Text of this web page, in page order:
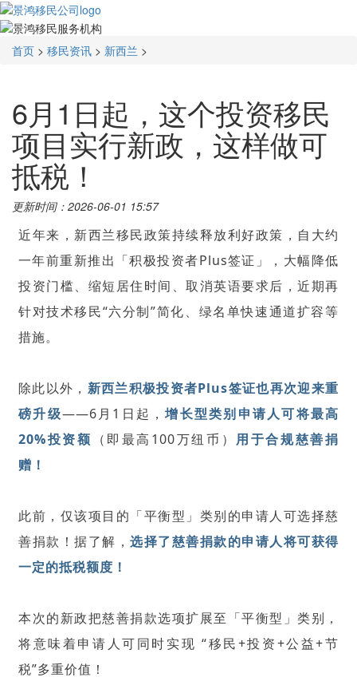
首页 > 移民资讯 > 新西兰 >
6月1日起，这个投资移民
项目实行新政，这样做可
抵税！
更新时间：2026-06-01 15:57
近年来，新西兰移民政策持续释放利好政策，自大约
一年前重新推出「积极投资者Plus签证」，大幅降低
投资门槛、缩短居住时间、取消英语要求后，近期再
针对技术移民“六分制”简化、绿名单快速通道扩容等
措施。
除此以外， 新西兰积极投资者Plus签证也再次迎来重
磅升级——6月1日起，增长型类别申请人可将最高
20%投资额 （即最高100万纽币） 用于合规慈善捐
赠！
此前，仅该项目的「平衡型」类别的申请人可选择慈
善捐款！据了解， 选择了慈善捐款的申请人将可获得
一定的抵税额度！
本次的新政把慈善捐款选项扩展至「平衡型」类别，
将意味着申请人可同时实现 “移民+投资+公益+节
税”多重价值！